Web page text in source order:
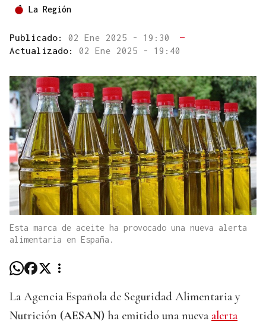
La Región
Publicado: 02 Ene 2025 - 19:30
—
Actualizado: 02 Ene 2025 - 19:40
Esta marca de aceite ha provocado una nueva alerta
alimentaria en España.
La Agencia Española de Seguridad Alimentaria y
Nutrición (AESAN) ha emitido una nueva alerta